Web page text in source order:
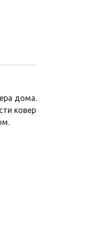
дома.
ковер